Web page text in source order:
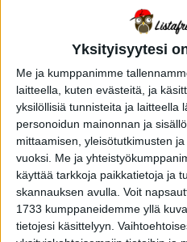
Yksityisyytesi
Me ja kumppanimme
laitteella, kuten evästeitä, ja
yksilöllisiä tunnisteita ja laitteella
personoidun mainonnan ja
mittaamisen, yleisötutkimusten
vuoksi. Me ja
käyttää tarkkoja paikkatietoja ja
skannauksen avulla. Voit
1733 kumppaneidemme yllä
tietojesi käsittelyyn.